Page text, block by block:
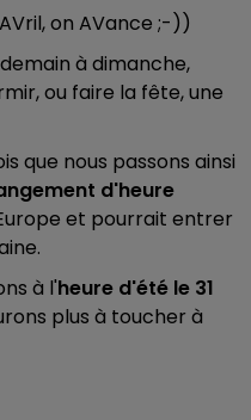
on AVance ;-))
à dimanche,
ou faire la fête, une
que nous passons ainsi
d'heure
et pourrait entrer
à l'heure d'été le 31
plus à toucher à